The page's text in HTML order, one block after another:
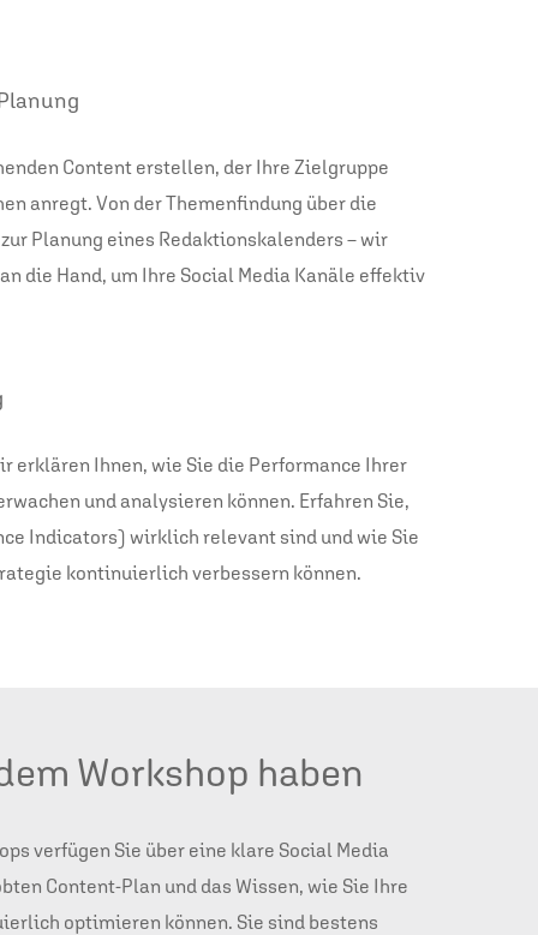
Content erstellen, der Ihre Zielgruppe
anregt. Von der Themenfindung über die
Planung eines Redaktionskalenders – wir
die Hand, um Ihre Social Media Kanäle effektiv
erklären Ihnen, wie Sie die Performance Ihrer
und analysieren können. Erfahren Sie,
Indicators) wirklich relevant sind und wie Sie
kontinuierlich verbessern können.
Workshop haben
verfügen Sie über eine klare Social Media
Content-Plan und das Wissen, wie Sie Ihre
optimieren können. Sie sind bestens